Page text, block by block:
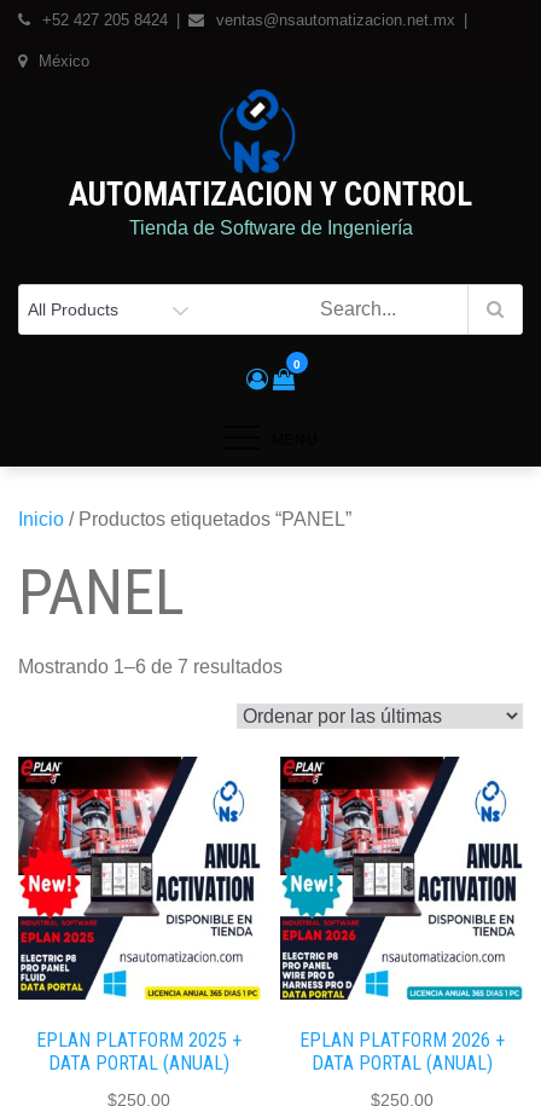
Skip
+52 427 205 8424 ventas@nsautomatizacion.net.mx
México
AUTOMATIZACION Y CONTROL
Tienda de Software de Ingeniería
0
Inicio / Productos etiquetados “PANEL”
PANEL
Mostrando 1–6 de 7 resultadosSorted
by
latest
EPLAN PLATFORM 2025 +
DATA PORTAL (ANUAL)
$250.00
EPLAN PLATFORM 2026 +
DATA PORTAL (ANUAL)
$250.00